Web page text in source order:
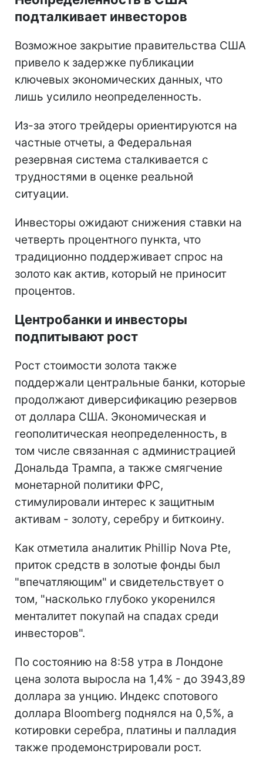
подталкивает инвесторов
Возможное закрытие правительства США
привело к задержке публикации
ключевых экономических данных, что
лишь усилило неопределенность.
Из-за этого трейдеры ориентируются на
частные отчеты, а Федеральная
резервная система сталкивается с
трудностями в оценке реальной
ситуации.
Инвесторы ожидают снижения ставки на
четверть процентного пункта, что
традиционно поддерживает спрос на
золото как актив, который не приносит
процентов.
Центробанки и инвесторы
подпитывают рост
Рост стоимости золота также
поддержали центральные банки, которые
продолжают диверсификацию резервов
от доллара США. Экономическая и
геополитическая неопределенность, в
том числе связанная с администрацией
Дональда Трампа, а также смягчение
монетарной политики ФРС,
стимулировали интерес к защитным
активам - золоту, серебру и биткоину.
Как отметила аналитик Phillip Nova Pte,
приток средств в золотые фонды был
"впечатляющим" и свидетельствует о
том, "насколько глубоко укоренился
менталитет покупай на спадах среди
инвесторов".
По состоянию на 8:58 утра в Лондоне
цена золота выросла на 1,4% - до 3943,89
доллара за унцию. Индекс спотового
доллара Bloomberg поднялся на 0,5%, а
котировки серебра, платины и палладия
также продемонстрировали рост.